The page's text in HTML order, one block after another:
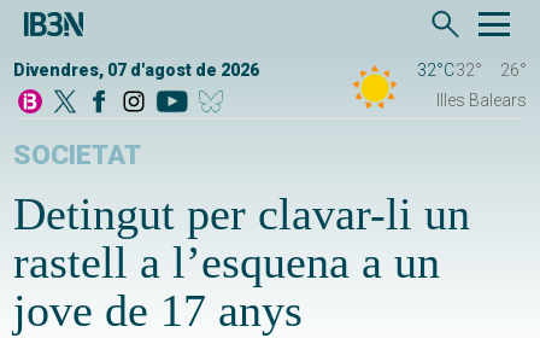
Divendres, 07 d'agost de 2026 32°C32°
26°
Illes Balears
SOCIETAT
Detingut per clavar-li un
rastell a l’esquena a un
jove de 17 anys